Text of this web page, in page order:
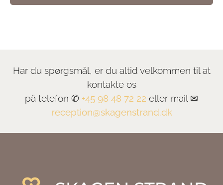
Har du spørgsmål, er du altid velkommen til at
kontakte os
på telefon ✆ +45 98 48 72 22 eller mail ✉
reception@skagenstrand.dk